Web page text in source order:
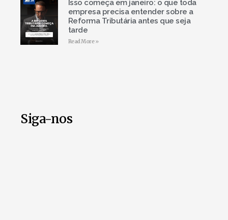
Isso começa em janeiro: o que toda
empresa precisa entender sobre a
Reforma Tributária antes que seja
tarde
Read More »
Siga-nos